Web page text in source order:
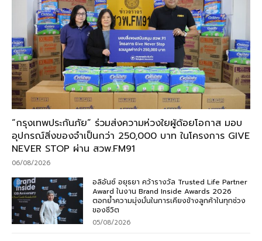
“กรุงเทพประกันภัย” ร่วมส่งความห่วงใยผู้ด้อยโอกาส มอบ
อุปกรณ์สิ่งของจำเป็นกว่า 250,000 บาท ในโครงการ GIVE
NEVER STOP ผ่าน สวพ.FM91
06/08/2026
อลิอันซ์ อยุธยา คว้ารางวัล Trusted Life Partner
Award ในงาน Brand Inside Awards 2026
ตอกย้ำความมุ่งมั่นในการเคียงข้างลูกค้าในทุกช่วง
ของชีวิต
05/08/2026